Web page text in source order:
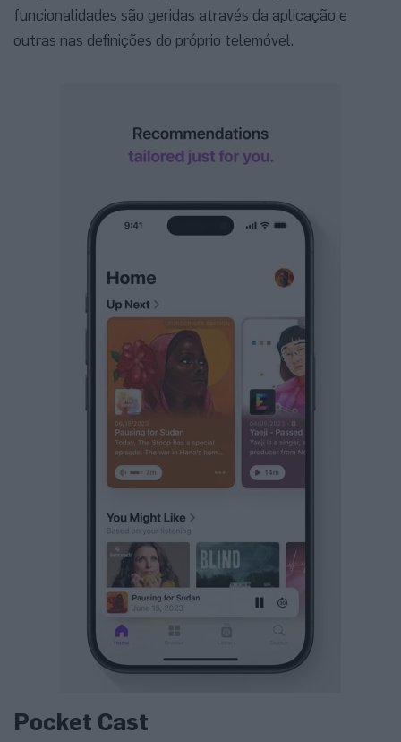
funcionalidades são geridas através da aplicação e
outras nas definições do próprio telemóvel.
Pocket Cast